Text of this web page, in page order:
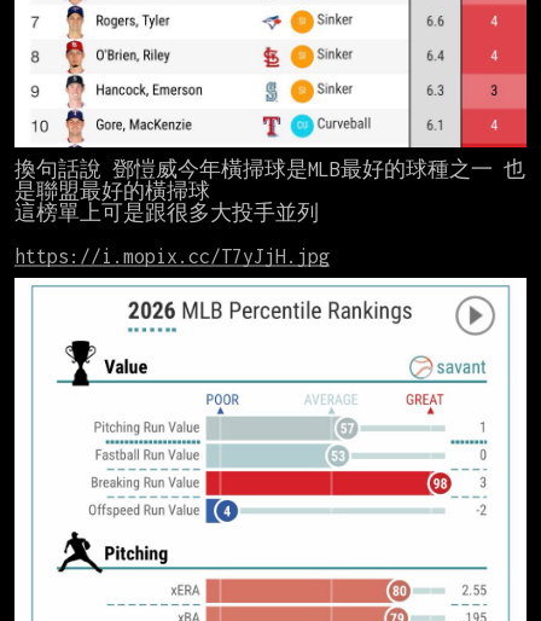
換句話說 鄧愷威今年橫掃球是MLB最好的球種之一 也
是聯盟最好的橫掃球
這榜單上可是跟很多大投手並列
https://i.mopix.cc/T7yJjH.jpg